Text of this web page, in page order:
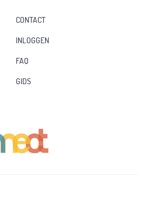
CONTACT
INLOGGEN
FAQ
GIDS